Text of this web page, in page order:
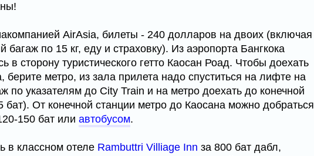
AirAsia, билеты - 240 долларов на двоих (включая
багаж по 15 кг, еду и страховку). Из аэропорта Бангкока
в сторону туристического гетто Каосан Роад. Чтобы доехать
берите метро, из зала прилета надо спуститься на лифте на
по указателям до City Train и на метро доехать до конечной
бат). От конечной станции метро до Каосана можно добраться
150 бат или автобусом.
в классном отеле Rambuttri Villiage Inn за 800 бат дабл,